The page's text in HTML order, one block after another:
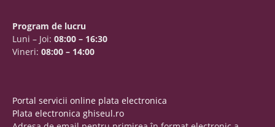
Program de lucru
Luni – Joi: 08:00 – 16:30
Vineri: 08:00 – 14:00
Portal servicii online plata electronica
Plata electronica ghiseul.ro